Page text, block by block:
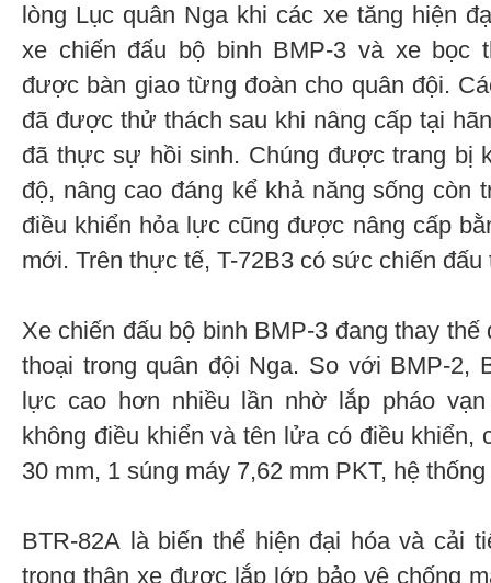
lòng Lục quân Nga khi các xe tăng hiện
xe chiến đấu bộ binh BMP-3 và xe bọc
được bàn giao từng đoàn cho quân đội.
đã được thử thách sau khi nâng cấp tại
đã thực sự hồi sinh. Chúng được trang bị
độ, nâng cao đáng kể khả năng sống còn
điều khiển hỏa lực cũng được nâng cấp
mới. Trên thực tế, T-72B3 có sức chiến
Xe chiến đấu bộ binh BMP-3 đang thay
thoại trong quân đội Nga. So với BMP-2,
lực cao hơn nhiều lần nhờ lắp pháo
không điều khiển và tên lửa có điều khiển,
30 mm, 1 súng máy 7,62 mm PKT, hệ
BTR-82А là biến thể hiện đại hóa và cải
trong thân xe được lắp lớp bảo vệ chống